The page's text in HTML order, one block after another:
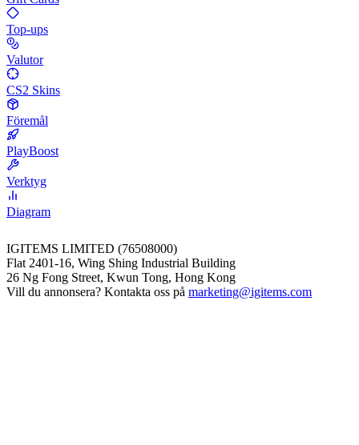
Top-ups
Valutor
CS2 Skins
Föremål
PlayBoost
Verktyg
Diagram
IGITEMS LIMITED (76508000)
Flat 2401-16, Wing Shing Industrial Building
26 Ng Fong Street, Kwun Tong, Hong Kong
Vill du annonsera? Kontakta oss på marketing@igitems.com